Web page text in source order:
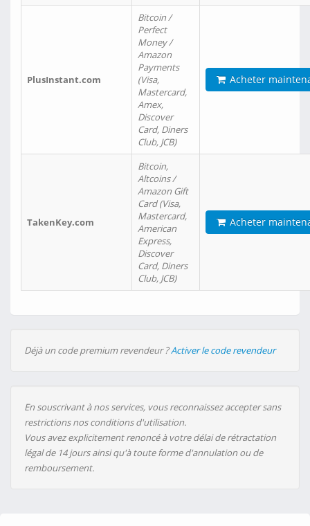
PlusInstant.com
Bitcoin /
Perfect
Money /
Amazon
Payments
(Visa,
Mastercard,
Amex,
Discover
Card, Diners
Club, JCB)
Acheter
TakenKey.com
Bitcoin,
Altcoins /
Amazon Gift
Card (Visa,
Mastercard,
American
Express,
Discover
Card, Diners
Club, JCB)
Acheter
Déjà un code premium revendeur ?Activer le code revendeur
En souscrivant à nos services, vous reconnaissez accepter sans
restrictions nos conditions d'utilisation.
Vous avez explicitement renoncé à votre délai de rétractation
légal de 14 jours ainsi qu'à toute forme d'annulation ou de
remboursement.